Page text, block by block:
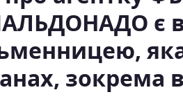
є
зокрема в